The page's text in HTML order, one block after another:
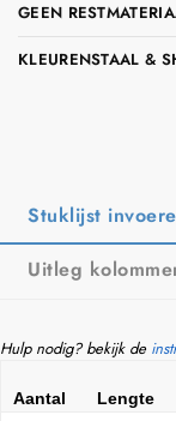
GEEN
KLEURENSTAAL &
Stuklijst
Uitleg
Hulp nodig? bekijk de
Aantal Lengte